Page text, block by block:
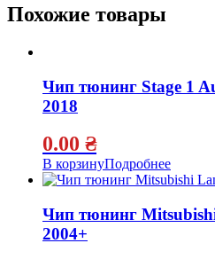
Похожие товары
Чип тюнинг Stage 1
2018
0.00 ₴
В корзинуПодробнее
Чип тюнинг
2004+